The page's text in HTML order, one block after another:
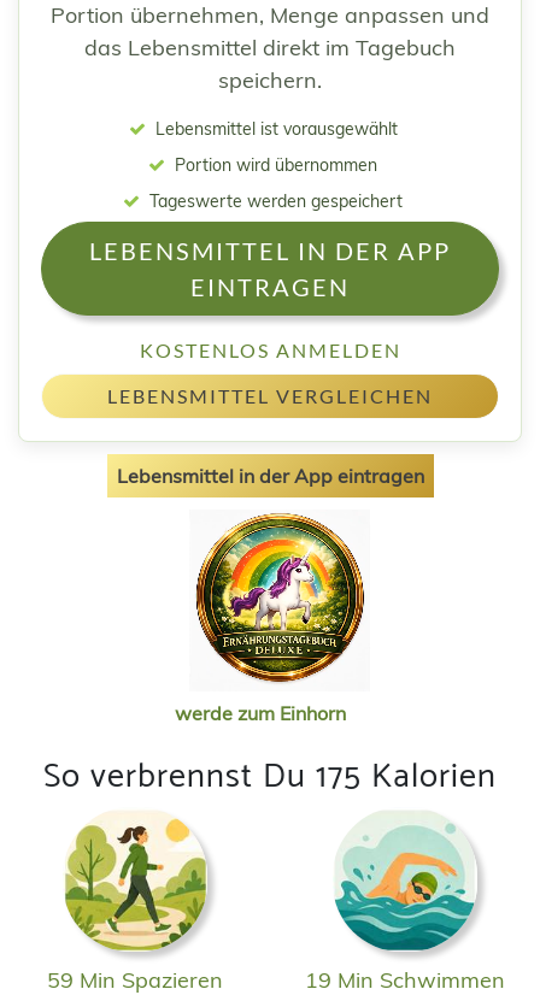
Portion übernehmen, Menge anpassen und
das Lebensmittel direkt im Tagebuch
speichern.
Lebensmittel ist vorausgewählt
Portion wird übernommen
Tageswerte werden gespeichert
LEBENSMITTEL IN DER APP
EINTRAGEN
KOSTENLOS ANMELDEN
LEBENSMITTEL VERGLEICHEN
Lebensmittel in der App eintragen
werde zum Einhorn
So verbrennst Du 175 Kalorien
59 Min Spazieren 19 Min Schwimmen